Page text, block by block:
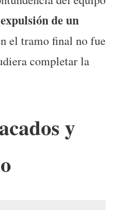
expulsión de un
el tramo final no fue
completar la
y